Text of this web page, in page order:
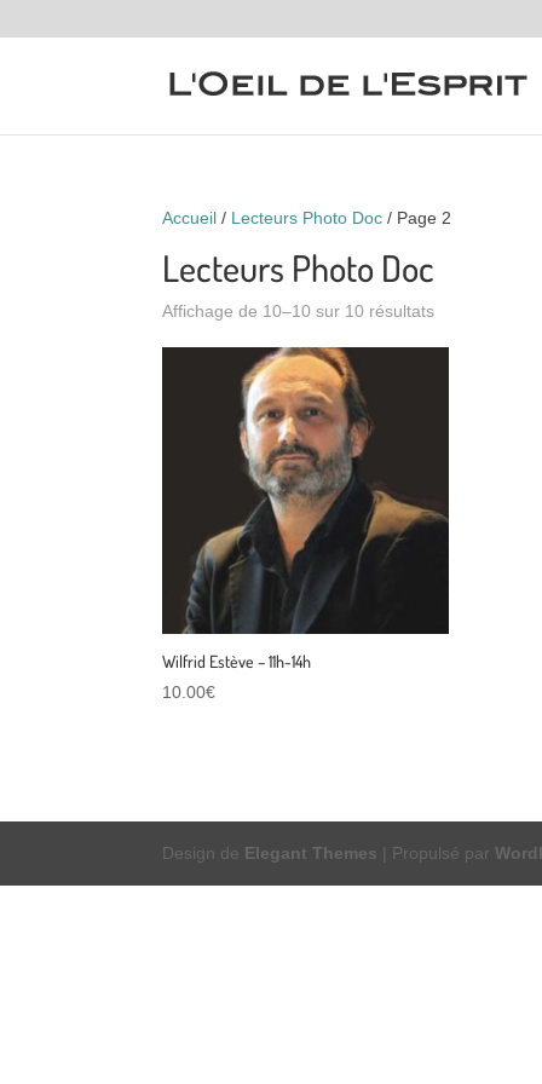
Accueil / Lecteurs Photo Doc / Page 2
Lecteurs Photo Doc
Affichage de 10–10 sur 10 résultats
Wilfrid Estève – 11h-14h
10.00€
Design de Elegant Themes | Propulsé par